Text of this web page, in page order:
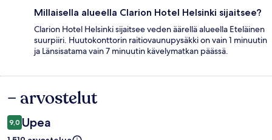
Millaisella alueella Clarion Hotel Helsinki sijaitsee?
Clarion Hotel Helsinki sijaitsee veden äärellä alueella Eteläinen
suurpiiri. Huutokonttorin raitiovaunupysäkki on vain 1 minuutin
ja Länsisatama vain 7 minuutin kävelymatkan päässä.
Arvostelut
– arvostelut
9,0 Upea